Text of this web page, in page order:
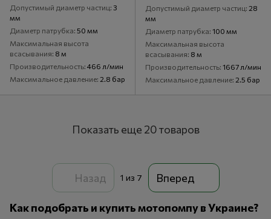
Допустимый диаметр частиц 3
мм
Диаметр патрубка 50 мм
Максимальная высота
всасывания 8 м
Производительность 466 л/мин
Максимальное давление 2.8 бар
Допустимый диаметр частиц 28
мм
Диаметр патрубка 100 мм
Максимальная высота
всасывания 8 м
Производительность 1667 л/мин
Максимальное давление 2.5 бар
Показать еще 20 товаров
Назад 1 из 7 Вперед
Как подобрать и купить мотопомпу в Украине?